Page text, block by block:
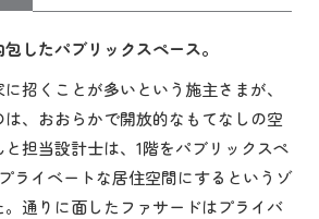
したパブリックスペース。
招くことが多いという施主さまが、
、おおらかで開放的なもてなしの空
担当設計士は、1階をパブリックスペ
ライベートな居住空間にするというゾ
通りに面したファサードはプライバ